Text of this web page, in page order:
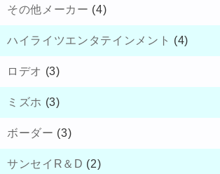
その他メーカー (4)
ハイライツエンタテインメント (4)
ロデオ (3)
ミズホ (3)
ボーダー (3)
サンセイR＆D (2)